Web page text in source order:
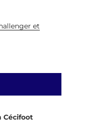
et
Cécifoot